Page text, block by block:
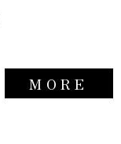
MORE